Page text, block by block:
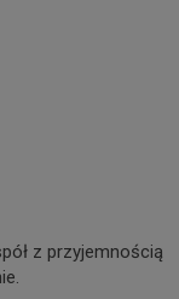
z przyjemnością